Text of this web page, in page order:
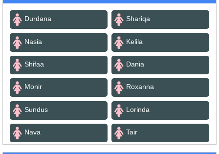
Durdana Shariqa
Nasia Kelila
Shifaa Dania
Monir Roxanna
Sundus Lorinda
Nava Tair